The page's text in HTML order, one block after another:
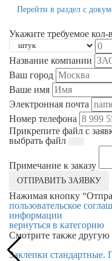
Перейти в раздел с
Укажите требуемое кол-
Название компании
Ваш город
Ваше имя
Электронная почта
Номер телефона
Прикрепите файл с
выбрать файл
Примечание к заказу
ОТПРАВИТЬ ЗАЯВКУ
Нажимая кнопку
пользовательское
информации
вернуться в категорию
Смотрите также другую
Заклепки